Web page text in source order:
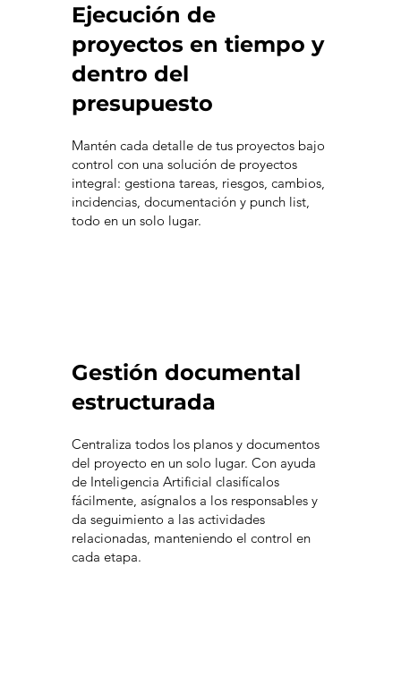
Ejecución de
proyectos en tiempo y
dentro del
presupuesto
Mantén cada detalle de tus proyectos bajo
control con una solución de proyectos
integral: gestiona tareas, riesgos, cambios,
incidencias, documentación y punch list,
todo en un solo lugar.
Gestión documental
estructurada
Centraliza todos los planos y documentos
del proyecto en un solo lugar. Con ayuda
de Inteligencia Artificial clasifícalos
fácilmente, asígnalos a los responsables y
da seguimiento a las actividades
relacionadas, manteniendo el control en
cada etapa.